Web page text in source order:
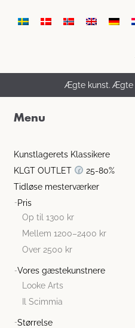
Ægte kunst. Ægte
Menu
Kunstlagerets Klassikere
KLGT OUTLET
25-80%
Tidløse mesterværker
Pris
Op til 1300 kr
Mellem 1200–2400 kr
Over 2500 kr
Vores gæstekunstnere
Looke Arts
Il Scimmia
Størrelse